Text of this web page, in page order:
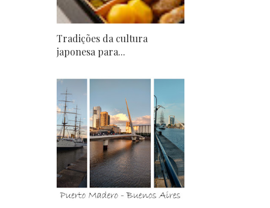
Tradições da cultura
japonesa para...